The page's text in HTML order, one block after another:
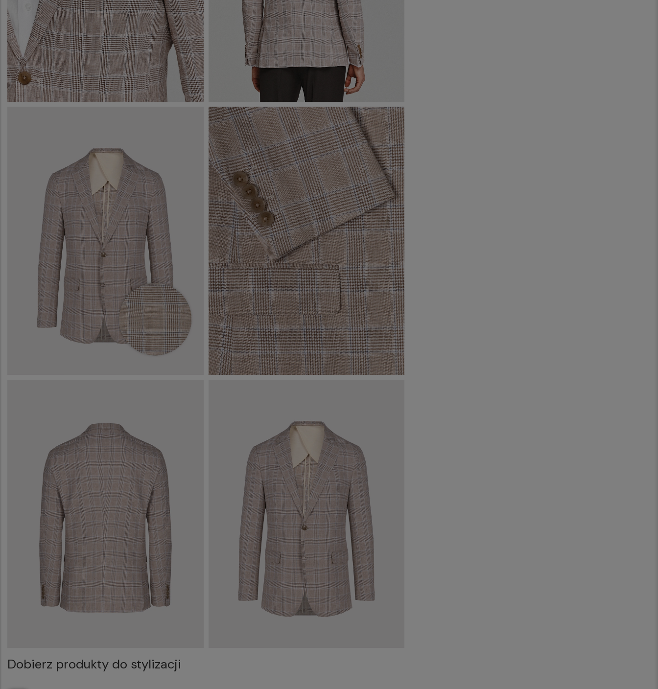
Dobierz produkty do stylizacji